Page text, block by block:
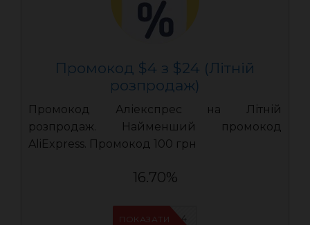
Промокод $4 з $24 (Літній
розпродаж)
Промокод Аліекспрес на Літній
розпродаж. Найменший промокод
AliExpress. Промокод 100 грн
16.70%
AEUA4
ПОКАЗАТИ